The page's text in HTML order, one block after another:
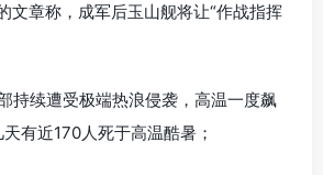
文章称，成军后玉山舰将让“作战指挥
持续遭受极端热浪侵袭，高温一度飙
有近170人死于高温酷暑；